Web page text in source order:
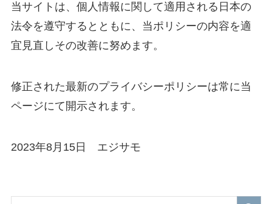
当サイトは、個人情報に関して適用される日本の
法令を遵守するとともに、当ポリシーの内容を適
宜見直しその改善に努めます。
修正された最新のプライバシーポリシーは常に当
ページにて開示されます。
2023年8月15日 エジサモ